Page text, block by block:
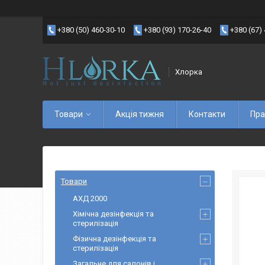
+380 (50) 460-30-10 +380 (93) 170-26-40 +380 (67)
Хлорка
Товари Акція тижня Контакти
Товари
АХД 2000
Хімічна дезінфекція та
стерилізація
Фізична дезінфекція та
стерилізація